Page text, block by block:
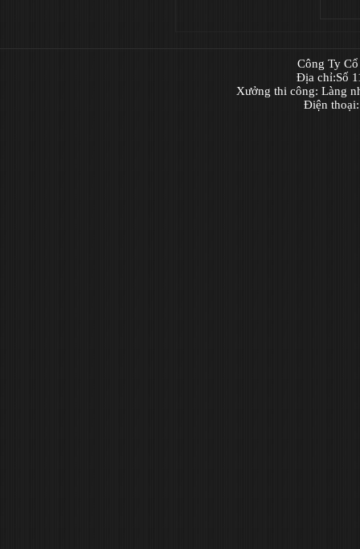
Công Ty
Địa chỉ:Số
Xưởng thi công: Làng
Điện